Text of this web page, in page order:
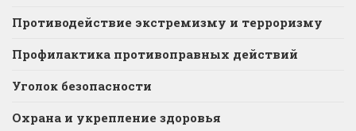
Противодействие экстремизму и терроризму
Профилактика противоправных действий
Уголок безопасности
Охрана и укрепление здоровья